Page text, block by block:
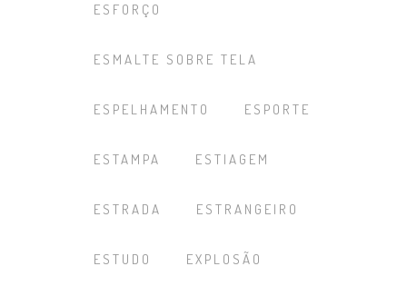
ESFORÇO
ESMALTE SOBRE TELA
ESPELHAMENTO ESPORTE
ESTAMPA ESTIAGEM
ESTRADA ESTRANGEIRO
ESTUDO EXPLOSÃO